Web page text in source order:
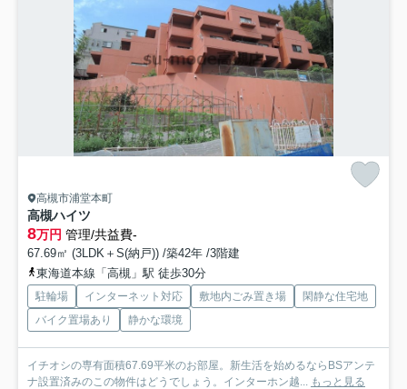
高槻市浦堂本町
高槻ハイツ
8万円 管理/共益費-
67.69㎡ (3LDK＋S(納戸)) /築42年 /3階建
東海道本線「高槻」駅 徒歩30分
駐輪場 インターネット対応 敷地内ごみ置き場
閑静な住宅地
バイク置場あり
静かな環境
イチオシの専有面積67.69平米のお部屋。新生活を始めるならBSアンテ
ナ設置済みのこの物件はどうでしょう。インターホン越...
もっと見る